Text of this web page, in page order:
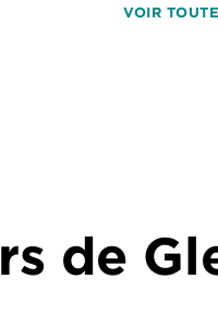
VOIR
de